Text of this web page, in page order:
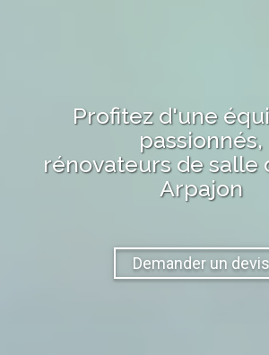
Profitez d'une
passionnés,
rénovateurs de salle
Arpajon
Demander un devis